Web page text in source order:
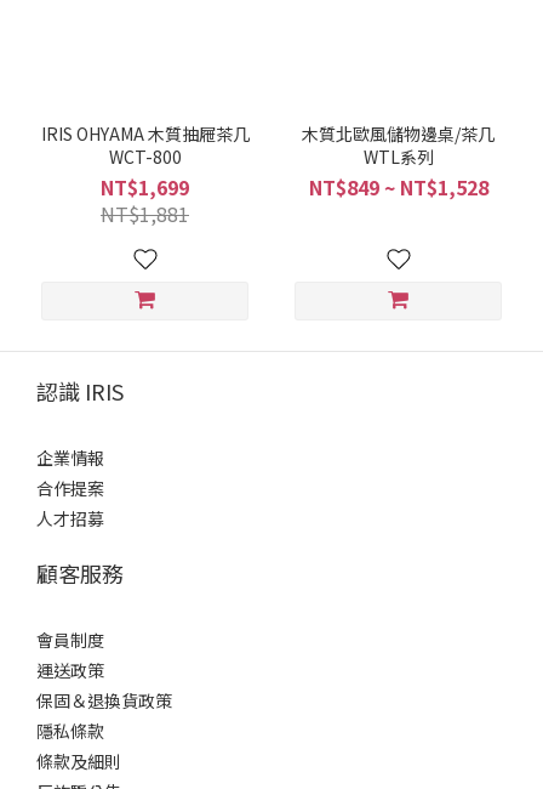
IRIS OHYAMA 木質抽屜茶几
WCT-800
NT$1,699
NT$1,881
木質北歐風儲物邊桌/茶几
WTL系列
NT$849 ~ NT$1,528
認識 IRIS
企業情報
合作提案
人才招募
顧客服務
會員制度
運送政策
保固＆退換貨政策
隱私條款
條款及細則